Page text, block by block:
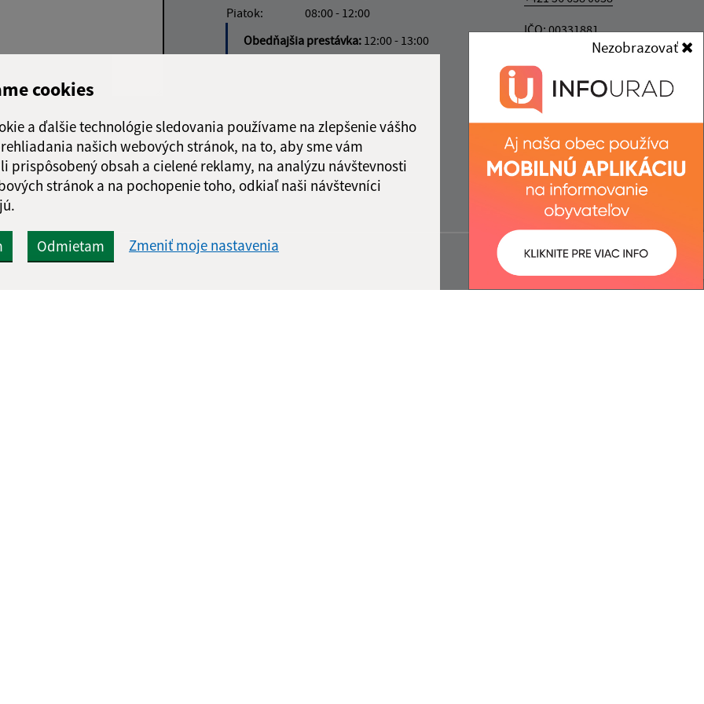
cookies
a ďalšie technológie sledovania používame na zlepšenie vášho
našich webových stránok, na to, aby sme vám
prispôsobený obsah a cielené reklamy, na analýzu návštevnosti
stránok a na pochopenie toho, odkiaľ naši návštevníci
Odmietam Zmeniť moje nastavenia
Nezobrazovať
Google reCaptcha Response
Odoslať
správu
Piatok:
08:00 - 12:00
Obedňajšia prestávka: 12:00 - 13:00
IČO: 00331881